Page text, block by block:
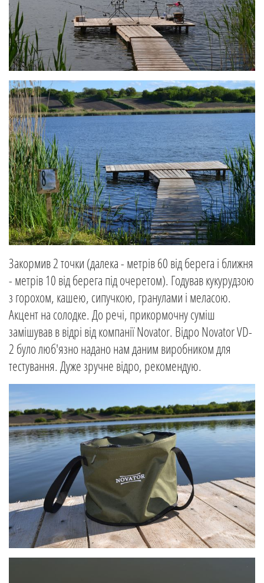
Закормив 2 точки (далека - метрів 60 від берега і ближня
- метрів 10 від берега під очеретом). Годував кукурудзою
з горохом, кашею, сипучкою, гранулами і меласою.
Акцент на солодке. До речі, прикормочну суміш
замішував в відрі від компанії Novator. Відро Novator VD-
2 було люб'язно надано нам даним виробником для
тестування. Дуже зручне відро, рекомендую.